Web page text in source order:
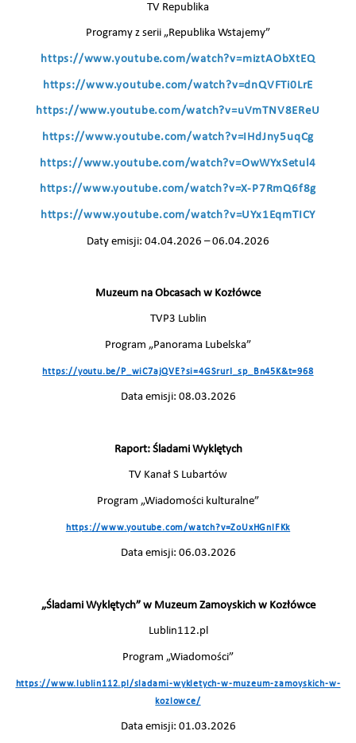
TV Republika
Programy z serii „Republika Wstajemy”
https://www.youtube.com/watch?v=miztAObXtEQ
https://www.youtube.com/watch?v=dnQVFTi0LrE
https://www.youtube.com/watch?v=uVmTNV8EReU
https://www.youtube.com/watch?v=IHdJny5uqCg
https://www.youtube.com/watch?v=OwWYxSetul4
https://www.youtube.com/watch?v=X-P7RmQ6f8g
https://www.youtube.com/watch?v=UYx1EqmTICY
Daty emisji: 04.04.2026 – 06.04.2026
Muzeum na Obcasach w Kozłówce
TVP3 Lublin
Program „Panorama Lubelska”
https://youtu.be/P_wiC7ajQVE?si=4GSrurI_sp_Bn45K&t=968
Data emisji: 08.03.2026
Raport: Śladami Wyklętych
TV Kanał S Lubartów
Program „Wiadomości kulturalne”
https://www.youtube.com/watch?v=ZoUxHGnlFKk
Data emisji: 06.03.2026
„Śladami Wyklętych” w Muzeum Zamoyskich w Kozłówce
Lublin112.pl
Program „Wiadomości”
https://www.lublin112.pl/sladami-wykletych-w-muzeum-zamoyskich-w-
kozlowce/
Data emisji: 01.03.2026